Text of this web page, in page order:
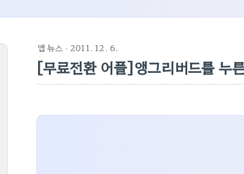
앱 뉴스 · 2011. 12. 6.
[무료전환 어플]앵그리버드를